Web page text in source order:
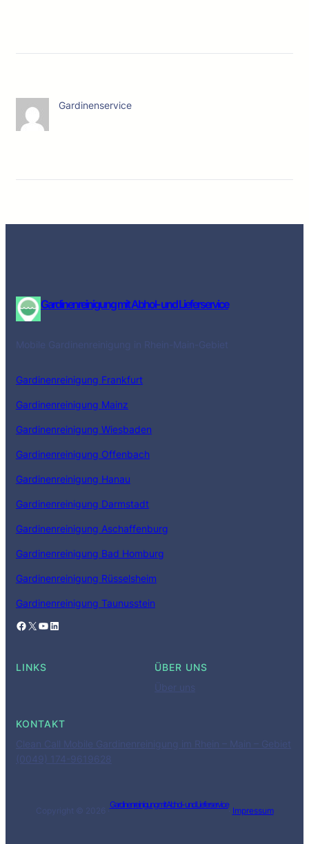
Gardinenservice
Gardinenreinigung mit Abhol- und Lieferservice
Mobile Gardinenreinigung in Rhein-Main-Gebiet
Gardinenreinigung Frankfurt
Gardinenreinigung Mainz
Gardinenreinigung Wiesbaden
Gardinenreinigung Offenbach
Gardinenreinigung Hanau
Gardinenreinigung Darmstadt
Gardinenreinigung Aschaffenburg
Gardinenreinigung Bad Homburg
Gardinenreinigung Rüsselsheim
Gardinenreinigung Taunusstein
Facebook X YouTube LinkedIn
LINKS
ÜBER UNS
Über uns
KONTAKT
Clean Call Mobile Gardinenreinigung im Rhein – Main – Gebiet
(0049) 174-9619628
Copyright © 2026 ·
Gardinenreinigung mit Abhol- und Lieferservice
· Impressum